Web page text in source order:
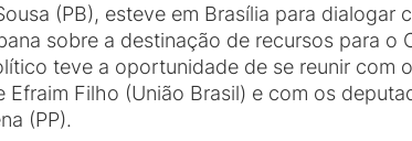
(PB), esteve em Brasília para dialogar
sobre a destinação de recursos para o
teve a oportunidade de se reunir com
Efraim Filho (União Brasil) e com os
(PP).